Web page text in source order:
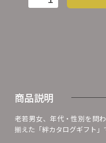
商品説明
老若男女、年代・性別を問
揃えた「絆カタログギフト」